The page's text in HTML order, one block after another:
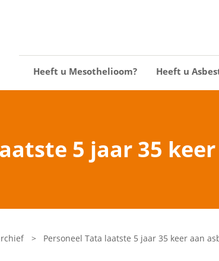
Heeft u Mesothelioom? Heeft u
5 jaar 35
> Personeel Tata laatste 5 jaar 35 keer aan